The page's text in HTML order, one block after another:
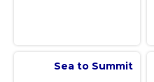
Sea to Summit